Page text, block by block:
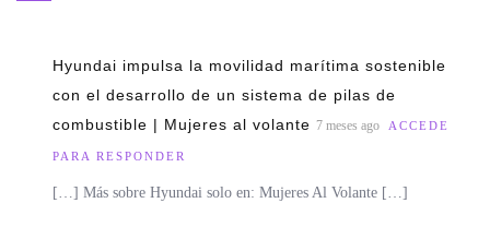
Hyundai impulsa la movilidad marítima sostenible
con el desarrollo de un sistema de pilas de
combustible | Mujeres al volante 7 meses ago ACCEDE
PARA RESPONDER
[…] Más sobre Hyundai solo en: Mujeres Al Volante […]